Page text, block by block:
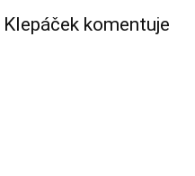
komentuje